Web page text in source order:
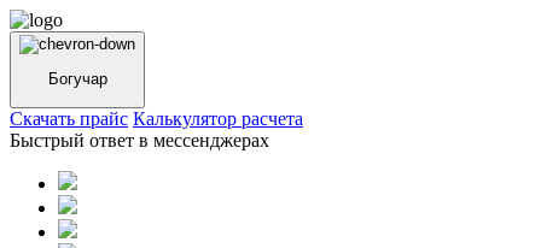
Богучар
Cкачать прайс Калькулятор расчета
Быстрый ответ в мессенджерах